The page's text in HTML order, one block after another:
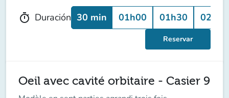
timer Duración 30 min 01h00 01h30 02h00
Reservar
Oeil avec cavité orbitaire - Casier 9